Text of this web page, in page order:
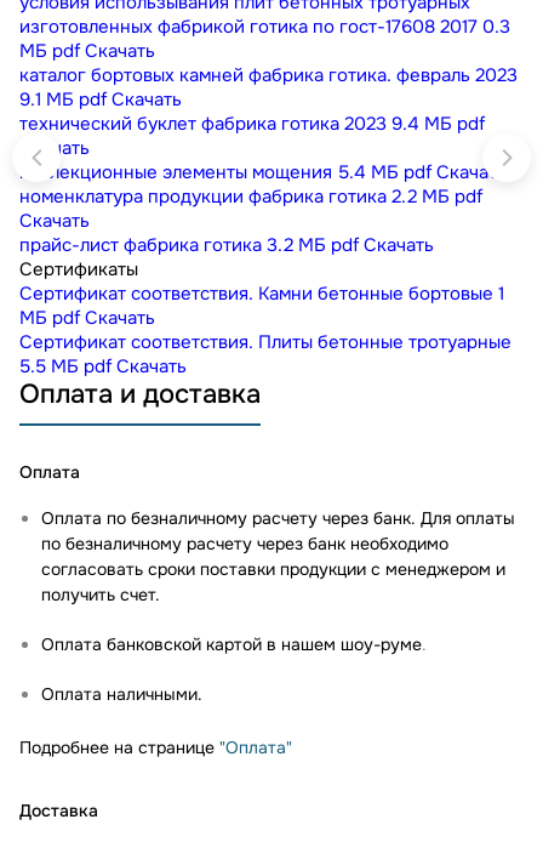
изготовленных фабрикой готика по гост-17608 2017 0.3
МБ pdf Скачать
каталог бортовых камней фабрика готика. февраль 2023
9.1 МБ pdf Скачать
технический буклет фабрика готика 2023 9.4 МБ pdf
Скачать
коллекционные элементы мощения 5.4 МБ pdf Скачать
номенклатура продукции фабрика готика 2.2 МБ pdf
Скачать
прайс-лист фабрика готика 3.2 МБ pdf Скачать
Сертификаты
Сертификат соответствия. Камни бетонные бортовые 1
МБ pdf Скачать
Сертификат соответствия. Плиты бетонные тротуарные
5.5 МБ pdf Скачать
Оплата и доставка
Оплата
Оплата по безналичному расчету через банк. Для оплаты
по безналичному расчету через банк необходимо
согласовать сроки поставки продукции с менеджером и
получить счет.
Оплата банковской картой в нашем шоу-руме.
Оплата наличными.
Подробнее на странице "Оплата"
Доставка